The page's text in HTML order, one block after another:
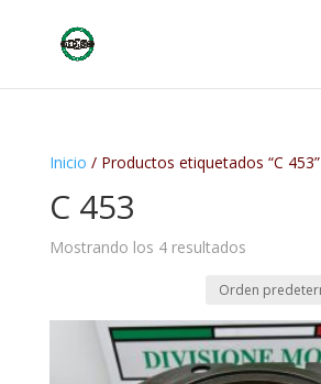
Inicio / Productos etiquetados “C 453”
C 453
Mostrando los 4 resultados